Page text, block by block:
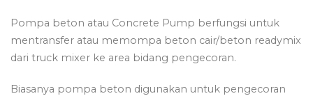
Pompa beton atau Concrete Pump berfungsi untuk
mentransfer atau memompa beton cair/beton readymix
dari truck mixer ke area bidang pengecoran.
Biasanya pompa beton digunakan untuk pengecoran